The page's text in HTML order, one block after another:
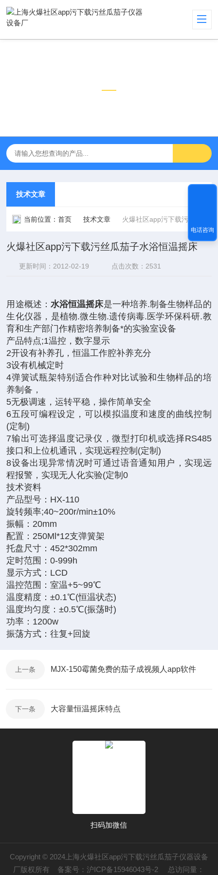
技术文章
当前位置：首页 技术文章 火爆社区app污下载污丝瓜茄子水浴恒温摇床
火爆社区app污下载污丝瓜茄子水浴恒温摇床
更新时间：2012-02-19 点击次数：2531
用途概述： 水浴恒温摇床是一种培养.制备生物样品的
生化仪器，是植物.微生物.遗传病毒.医学环保科研.教
育和生产部门作精密培养制备*的实验室设备
产品特点;1温控，数字显示
2开设有补养孔，恒温工作腔补养充分
3设有机械定时
4弹簧试瓶架特别适合作种对比试验和生物样品的培
养制备，
5无极调速，运转平稳，操作简单安全
6五段可编程设定，可以模拟温度和速度的曲线控制
(定制)
7输出可选择温度记录仪，微型打印机或选择RS485
接口和上位机通讯，实现远程控制(定制)
8设备出现异常情况时可通过语音通知用户，实现远
程报警，实现无人化实验(定制0
技术资料
产品型号：HX-110
旋转频率;40~200r/min±10%
振幅：20mm
配置：250Ml*12支弹簧架
托盘尺寸：452*302mm
定时范围：0-999h
显示方式：LCD
温控范围：室温+5~99℃
温度精度：±0.1℃(恒温状态)
温度均匀度：±0.5℃(振荡时)
功率：1200w
振荡方式：往复+回旋
上一条 MJX-150霉菌免费的茄子成视频人app软件
下一条 大容量恒温摇床特点
扫码加微信
Copyright © 2024上海火爆社区app污下载污丝瓜茄子仪器设备
厂版权所有 备案号：沪ICP备15946043号-2 总访问量：
电话咨询